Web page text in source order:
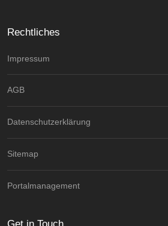
Rechtliches
Impressum
AGB
Datenschutzerklärung
Sitemap
Portalmanagement